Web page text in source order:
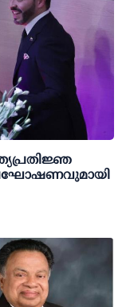
പ്രഘോഷണവുമായി